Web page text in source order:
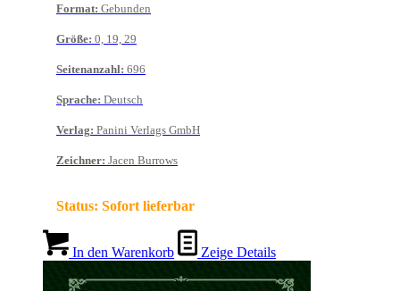
Format: Gebunden
Größe: 0, 19, 29
Seitenanzahl: 696
Sprache: Deutsch
Verlag: Panini Verlags GmbH
Zeichner: Jacen Burrows
Status: Sofort lieferbar
In den Warenkorb Zeige Details